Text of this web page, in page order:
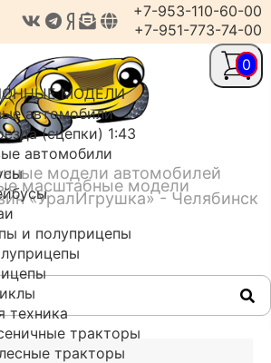
модели автомобилей
масштабные модели
«УралИгрушка» - Челябинск
+7-953-110-60-00
+7-951-773-74-00
МОДЕЛИ
автомобили
(сцепки) 1:43
автомобили
и полуприцепы
техника
тракторы
тракторы
0